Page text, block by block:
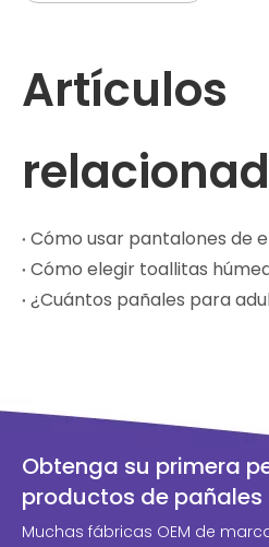
Artículos
Obtenga su primera
productos de pañales
Muchas fábricas OEM de